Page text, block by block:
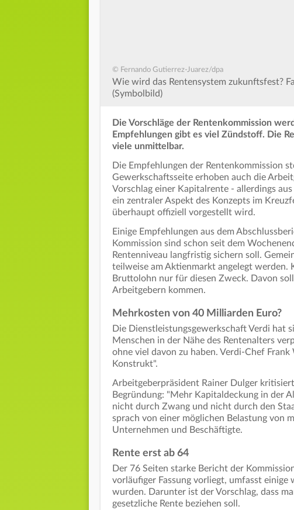
© Fernando Gutierrez-Juarez/dpa
Wie wird das Rentensystem zukunftsfest?
(Symbolbild)
Die Vorschläge der Rentenkommission
Empfehlungen gibt es viel Zündstoff. Die
viele unmittelbar.
Die Empfehlungen der Rentenkommission
Gewerkschaftsseite erhoben auch die
Vorschlag einer Kapitalrente - allerdings
ein zentraler Aspekt des Konzepts im
überhaupt offiziell vorgestellt wird.
Einige Empfehlungen aus dem
Kommission sind schon seit dem
Rentenniveau langfristig sichern soll.
teilweise am Aktienmarkt angelegt werden.
Bruttolohn nur für diesen Zweck. Davon
Arbeitgebern kommen.
Mehrkosten von 40 Milliarden Euro?
Die Dienstleistungsgewerkschaft Verdi hat
Menschen in der Nähe des Rentenalters
ohne viel davon zu haben. Verdi-Chef
Konstrukt".
Arbeitgeberpräsident Rainer Dulger
Begründung: "Mehr Kapitaldeckung in der
nicht durch Zwang und nicht durch den
sprach von einer möglichen Belastung von
Unternehmen und Beschäftigte.
Rente erst ab 64
Der 76 Seiten starke Bericht der
vorläufiger Fassung vorliegt, umfasst
wurden. Darunter ist der Vorschlag, dass
gesetzliche Rente beziehen soll.